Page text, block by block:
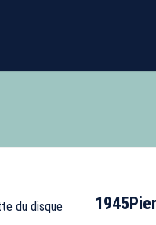
du disque
1945